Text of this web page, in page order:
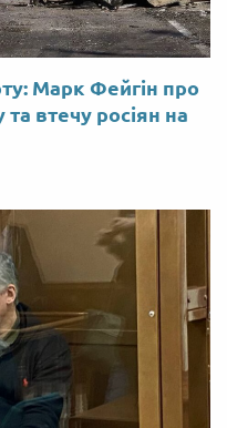
Марк Фейгін про
втечу росіян на